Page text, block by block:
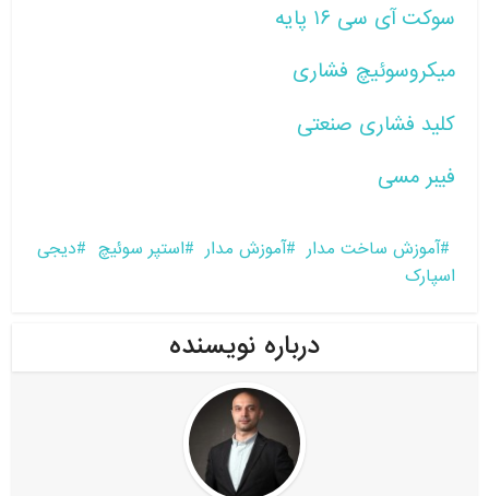
سوکت آی سی ۱۶ پایه
میکروسوئیچ فشاری
کلید فشاری صنعتی
فیبر مسی
آموزش ساخت مدار آموزش مدار استپر سوئیچ
دیجی
اسپارک
درباره نویسنده